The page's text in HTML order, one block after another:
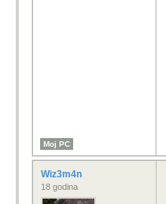
Moj PC
Wiz3m4n
18 godina